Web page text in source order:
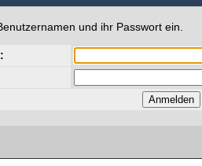
und ihr Passwort ein.